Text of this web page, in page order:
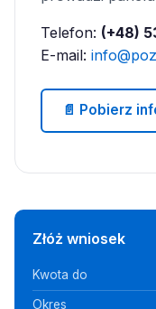
Telefon: (+48)
E-mail:
📄 Pobierz
Złóż wniosek
Kwota do
Okres